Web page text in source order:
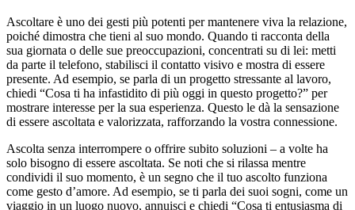
Ascoltare è uno dei gesti più potenti per mantenere viva la relazione,
poiché dimostra che tieni al suo mondo. Quando ti racconta della
sua giornata o delle sue preoccupazioni, concentrati su di lei: metti
da parte il telefono, stabilisci il contatto visivo e mostra di essere
presente. Ad esempio, se parla di un progetto stressante al lavoro,
chiedi “Cosa ti ha infastidito di più oggi in questo progetto?” per
mostrare interesse per la sua esperienza. Questo le dà la sensazione
di essere ascoltata e valorizzata, rafforzando la vostra connessione.
Ascolta senza interrompere o offrire subito soluzioni – a volte ha
solo bisogno di essere ascoltata. Se noti che si rilassa mentre
condividi il suo momento, è un segno che il tuo ascolto funziona
come gesto d’amore. Ad esempio, se ti parla dei suoi sogni, come un
viaggio in un luogo nuovo, annuisci e chiedi “Cosa ti entusiasma di